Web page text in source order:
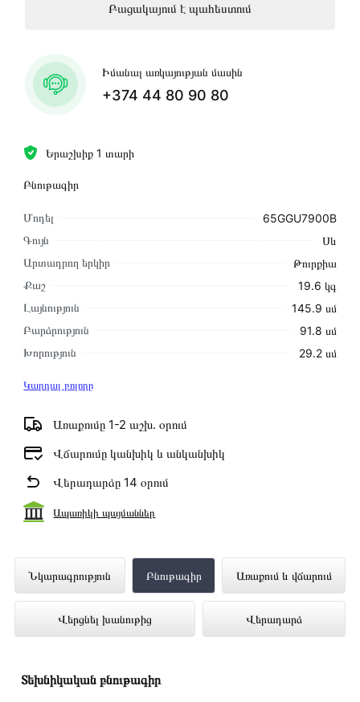
Երաշխիք 1 տարի
Բնութագիր
Մոդել
65GGU7900B
Գույն
Սև
Արտադրող երկիր
Թուրքիա
Քաշ
19.6 կգ
Լայնություն
145.9 սմ
Բարձրություն
91.8 սմ
Խորություն
29.2 սմ
Կարդալ բոլորը
Առաքումը 1-2 աշխ․ օրում
Վճարումը կանխիկ և անկանխիկ
Վերադարձը 14 օրում
Ապառիկի պայմաններ
Բացակայում է պահեստում
Իմանալ առկայության մասին
+374 44 80 90 80
Նկարագրություն Բնութագիր Առաքում և վճարում
Վերցնել խանութից Վերադարձ
Հեռուստացույց GRUNDIG 65GGU7900B
ներկայացված է Technomix առցանց
խանութում լավագույն գնով 419 000 դրամ
Տեխնիկական բնութագիր